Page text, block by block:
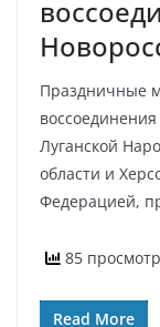
Праздничные
Луганской
области и
Федерацией,
85
Read More